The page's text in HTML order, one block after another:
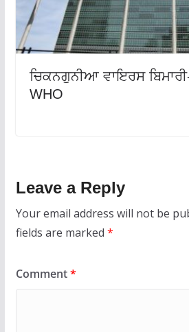
ਚਿਕਨਗੁਨੀਆ ਵਾਇਰਸ
WHO
Leave a Reply
Your email address will not be
fields are marked *
Comment*